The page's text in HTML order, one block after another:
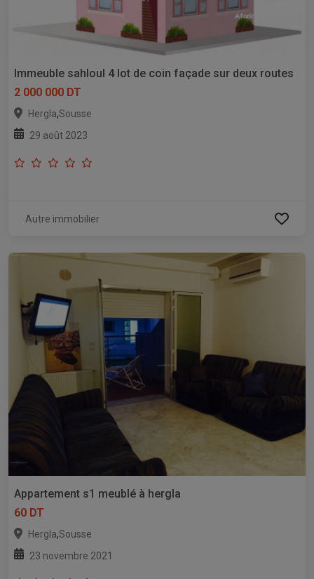
Immeuble sahloul 4 lot de coin façade sur deux routes
2 000 000 DT
Hergla,Sousse
29 août 2023
Autre immobilier
Appartement s1 meublé à hergla
60 DT
Hergla,Sousse
23 novembre 2021